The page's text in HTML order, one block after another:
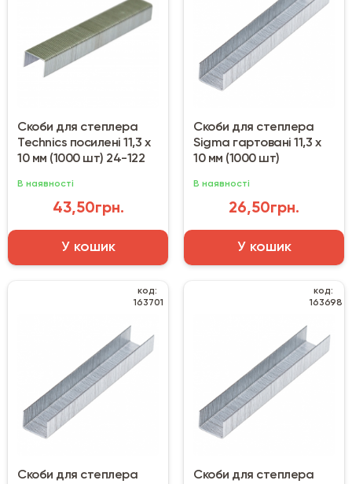
Скоби для степлера
Technics посилені 11,3 х
10 мм (1000 шт) 24-122
В наявності
43,50грн.
У кошик
Скоби для степлера
Sigma гартовані 11,3 х
10 мм (1000 шт)
В наявності
26,50грн.
У кошик
код:
163701
Скоби для степлера
код:
163698
Скоби для степлера